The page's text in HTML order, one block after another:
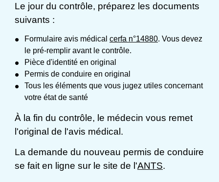
Le jour du contrôle, préparez les documents
suivants :
Formulaire avis médical cerfa n°14880. Vous devez
le pré-remplir avant le contrôle.
Pièce d'identité en original
Permis de conduire en original
Tous les éléments que vous jugez utiles concernant
votre état de santé
À la fin du contrôle, le médecin vous remet
l'original de l'avis médical.
La demande du nouveau permis de conduire
se fait en ligne sur le site de l'ANTS.